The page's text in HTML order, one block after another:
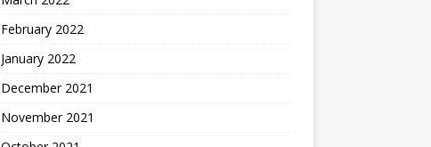
February 2022
January 2022
December 2021
November 2021